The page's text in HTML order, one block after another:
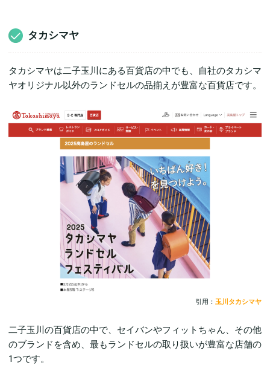
タカシマヤ
タカシマヤは二子玉川にある百貨店の中でも、自社のタカシマ
ヤオリジナル以外のランドセルの品揃えが豊富な百貨店です。
引用： 玉川タカシマヤ
二子玉川の百貨店の中で、セイバンやフィットちゃん、その他
のブランドを含め、最もランドセルの取り扱いが豊富な店舗の
1つです。